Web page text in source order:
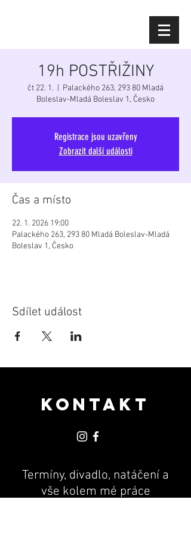
19h POSTŘIŽINY
čt 22. 1.
Palackého 263, 293 80 Mladá
Boleslav-Mladá Boleslav 1, Česko
Registrace jsou uzavřeny
Zobrazit další události
Čas a místo
22. 1. 2026 19:00
Palackého 263, 293 80 Mladá Boleslav-Mladá
Boleslav 1, Česko
Sdílet událost
KONTAKT
Termíny, divadlo, natáčení a
vše kolem mé práce